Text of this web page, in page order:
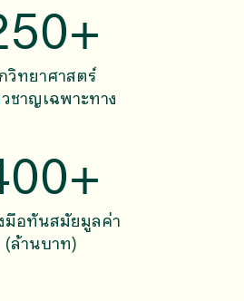
+
วิทยาศาสตร์
ชาญเฉพาะทาง
+
มือทันสมัยมูลค่า
(ล้านบาท)